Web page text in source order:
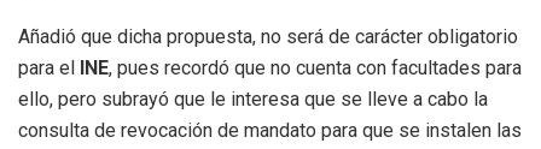
Añadió que dicha propuesta, no será de carácter obligatorio
para el
INE, pues recordó que no cuenta con facultades para
ello, pero subrayó que le interesa que se lleve a cabo la
consulta de revocación de mandato para que se instalen las